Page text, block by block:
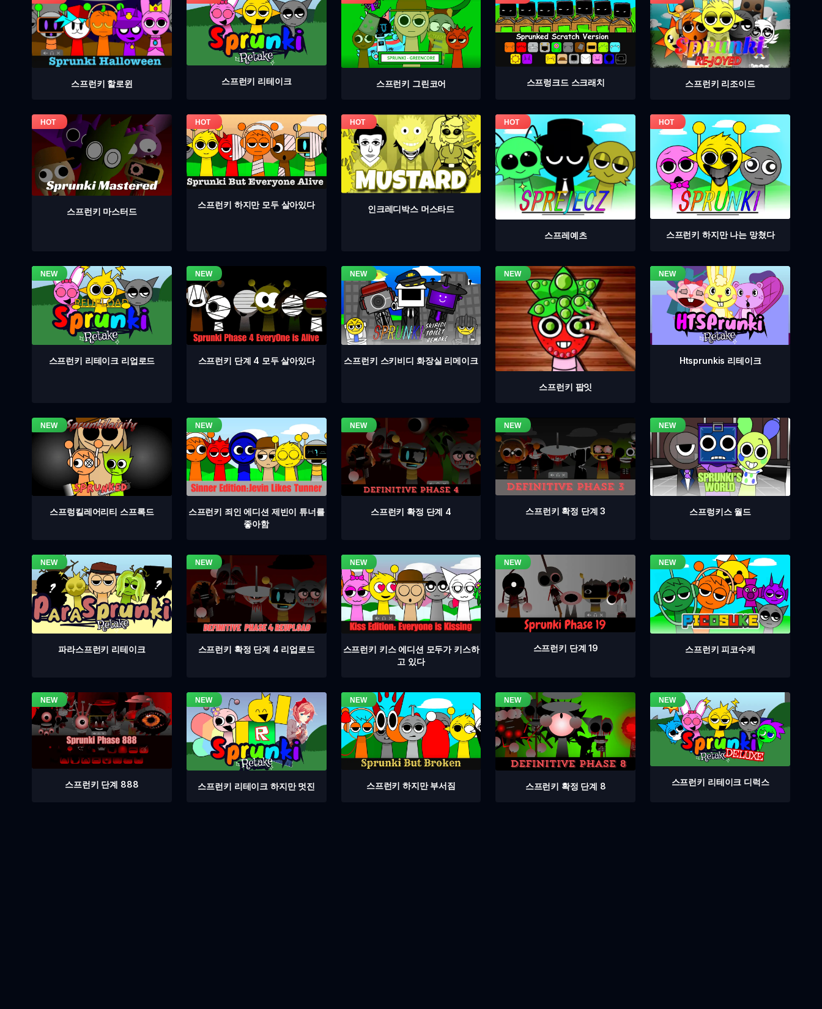
스프런키 할로윈 스프런키 리테이크 스프런키 그린코어 스프렁크드 스크래치 스프런키 리조이드
스프런키 마스터드
스프런키 하지만 모두 살아있다 인크레디박스 머스타드
스프레예츠 스프런키 하지만 나는 망쳤다
스프런키 리테이크 리업로드 스프런키 단계 4 모두 살아있다 스프런키 스키비디 화장실 리메이크
스프런키 팝잇
Htsprunkis 리테이크
스프렁킬레어리티 스프록드
스프런키 죄인 에디션 제빈이 튜너를
좋아함
스프런키 확정 단계 4 스프런키 확정 단계 3 스프렁키스 월드
파라스프런키 리테이크 스프런키 확정 단계 4 리업로드
스프런키 키스 에디션 모두가 키스하
고 있다
스프런키 단계 19 스프런키 피코수케
스프런키 단계 888 스프런키 리테이크 하지만 멋진 스프런키 하지만 부서짐 스프런키 확정 단계 8 스프런키 리테이크 디럭스